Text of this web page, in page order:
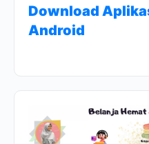
Download
Android